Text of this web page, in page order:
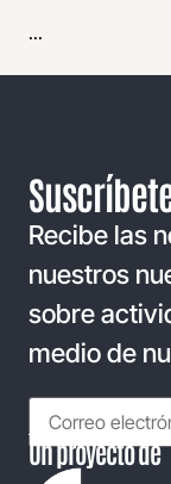
...
Recibe las
nuestros
sobre
medio de
Un proyecto de